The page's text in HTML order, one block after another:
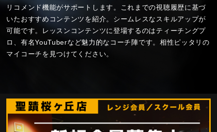
リコメンド機能がサポートします。これまでの視聴履歴に基づ
いたおすすめコンテンツを紹介。シームレスなスキルアップが
可能です。レッスンコンテンツに登場するのはティーチングプ
ロ、有名YouTuberなど魅力的なコーチ陣です。相性ピッタリの
マイコーチを見つけてください。